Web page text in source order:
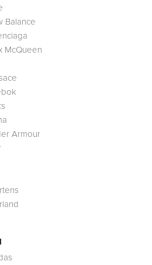
Balance
McQueen
Armour